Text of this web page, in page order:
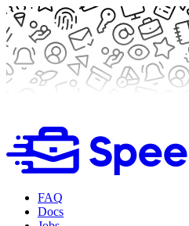
FAQ
Docs